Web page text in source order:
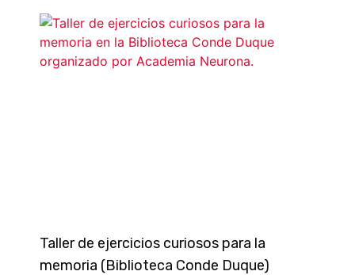
Taller de ejercicios curiosos para la
memoria (Biblioteca Conde Duque)